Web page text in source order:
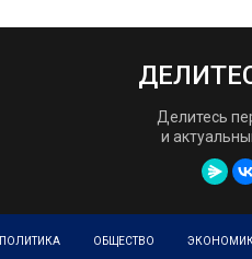
Делитесь
и
ПОЛИТИКА ОБЩЕСТВО